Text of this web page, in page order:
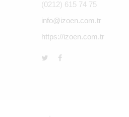
(0212) 615 74 75
info@izoen.com.tr
https://izoen.com.tr